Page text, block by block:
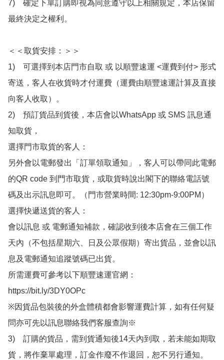
7)　確定下單訂購即視為同意遵守以上相關規定，本店保留
最終決定之權利。
＜＜取貨安排：＞＞
1)　可選擇到本店門市自取 或 以順豐速運 <運費到付> 形式
寄送，客人在收貨時才付運費（運費由順豐速運計算及直接
向客人收取）。
2)　預訂貨品到貨後，本店會以WhatsApp 或 SMS 訊息通
知取貨，
選擇門市取貨的客人：
另外會以電郵發出「訂單領取通知」，客人可以帶同此電郵
的QR code 到門市取貨，或取貨時說出閣下的聯絡電話號
碼及出示訊息即可。（門市營業時間: 12:30pm-9:00PM）
選擇快遞送貨的客人：
會以訊息 或 電郵通知補款，確認收到後本店會在三個工作
天內（不包括星期六、日及公眾假期）寄出貨品，並會以訊
息及電郵通知追蹤號碼已出貨。
所需運費可參考以下順豐速運官網：
https://bit.ly/3DY0OPc
※因貨品包裝後的外盒體積都會影響運費計算，如有任何疑
問亦可先以訊息聯絡我們客服查詢※
3)　訂購的貨品，需到貨通知後14天內到取，若未能如期取
貨，將作棄單處理，訂金作廢不作退回，恕不另行通知。